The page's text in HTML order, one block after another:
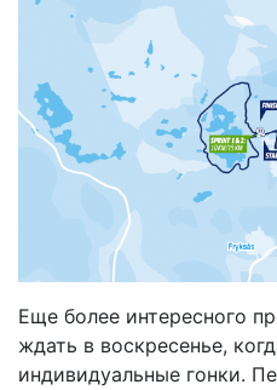
Еще более интересного
ждать в воскресенье,
индивидуальные гонки.